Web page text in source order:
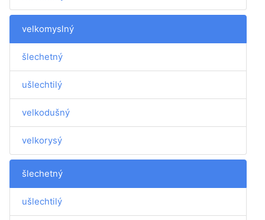
velkomyslný
šlechetný
ušlechtilý
velkodušný
velkorysý
šlechetný
ušlechtilý